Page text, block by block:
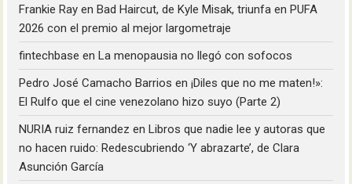
Frankie Ray enBad Haircut, de Kyle Misak, triunfa en PUFA
2026 con el premio al mejor largometraje
fintechbase enLa menopausia no llegó con sofocos
Pedro José Camacho Barrios en¡Diles que no me maten!»:
El Rulfo que el cine venezolano hizo suyo (Parte 2)
NURIA ruiz fernandez enLibros que nadie lee y autoras que
no hacen ruido: Redescubriendo ‘Y abrazarte’, de Clara
Asunción García